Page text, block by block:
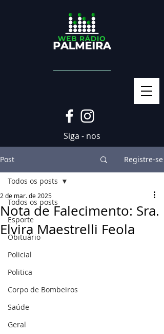
Siga - nos
Post Registre-se
Todos os posts
Esporte
Obituário
Policial
Politica
Corpo de Bombeiros
Saúde
Geral
Todos os posts
Nota de Falecimento: Sra.
Elvira Maestrelli Feola
2 de mar. de 2025